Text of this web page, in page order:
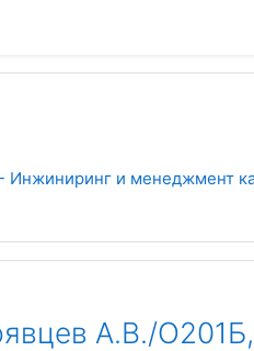
Инжиниринг и менеджмент
А.В./